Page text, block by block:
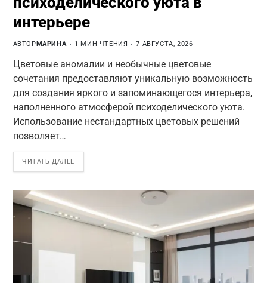
интерьере
АВТОРМАРИНА 1 МИН ЧТЕНИЯ 7 АВГУСТА, 2026
Цветовые аномалии и необычные цветовые
сочетания предоставляют уникальную возможность
для создания яркого и запоминающегося интерьера,
наполненного атмосферой психоделического уюта.
Использование нестандартных цветовых решений
позволяет…
ЧИТАТЬ ДАЛЕЕ